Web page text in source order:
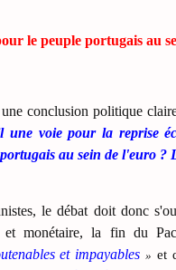
le peuple portugais au
conclusion politique
une voie pour la reprise
au sein de l'euro ?
le débat doit donc
et monétaire, la fin du
et impayables » et